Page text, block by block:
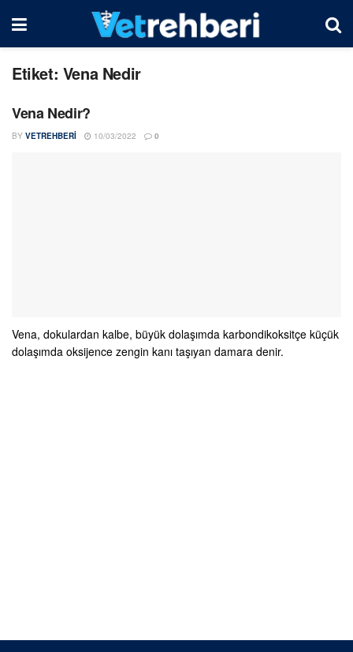
Etiket: Vena Nedir
Vena Nedir?
BY VETREHBERI 10/03/2022 0
Vena, dokulardan kalbe, büyük dolaşımda karbondikoksitçe küçük
dolaşımda oksijence zengin kanı taşıyan damara denir.